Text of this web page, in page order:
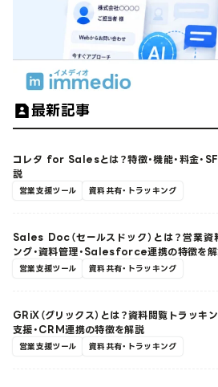
最新記事
コレタ for Salesとは？特徴・機能・料金・
説
営業支援ツール 資料共有・トラッキング
Sales Doc（セールスドック）とは？営業資
ング・資料管理・Salesforce連携の特徴を
営業支援ツール 資料共有・トラッキング
GRiX（グリックス）とは？資料閲覧トラッキ
支援・CRM連携の特徴を解説
営業支援ツール 資料共有・トラッキング